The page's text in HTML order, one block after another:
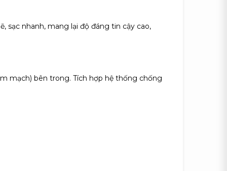
sạc nhanh, mang lại độ đáng tin cậy cao,
mạch) bên trong. Tích hợp hệ thống chống